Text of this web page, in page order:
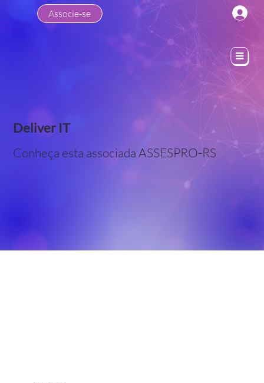
Associe-se
Deliver IT
Conheça esta associada ASSESPRO-RS